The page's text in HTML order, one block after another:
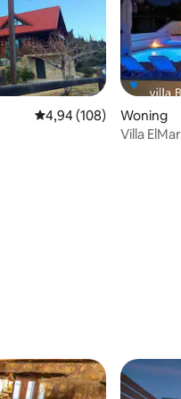
Gemiddelde
4,94 (108)
Woning
Villa